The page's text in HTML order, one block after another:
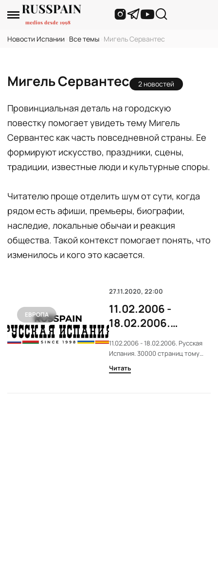
Новости Испании Все темы Мигель Сервантес
Мигель Сервантес 2 новостей
Провинциальная деталь на городскую
повестку помогает увидеть тему Мигель
Сервантес как часть повседневной страны. Ее
формируют искусство, праздники, сцены,
традиции, известные люди и культурные споры.
Читателю проще отделить шум от сути, когда
рядом есть афиши, премьеры, биографии,
наследие, локальные обычаи и реакция
общества. Такой контекст помогает понять, что
изменилось и кого это касается.
ЕВРОПА
27.11.2020, 22:00
11.02.2006 -
18.02.2006.
Русская Испания.
30000 страниц
тому назад.
11.02.2006 - 18.02.2006. Русская
Испания. 30000 страниц тому
назад.
Читать